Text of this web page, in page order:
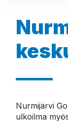
Nurmijärvi
ulkoilma